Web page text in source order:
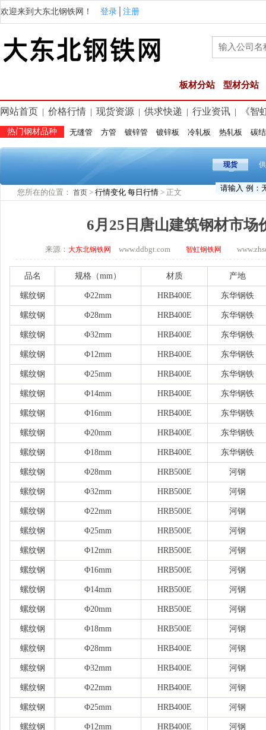
欢迎来到大东北钢铁网！ 登录 注册
板材分站 型材分站
网站首页 价格行情 现货资源 供求快递 行业资讯 《智
热门钢材品种 无缝管 方管 镀锌管 镀锌板 冷轧板 热轧板 碳
现货
您所在的位置： 首页 > 行情变化 每日行情 > 正文
6月25日唐山建筑钢材市场
来源： 大东北钢铁网 www.ddbgt.com 智虹钢铁网
品名 规格（mm） 材质 产地
螺纹钢 Φ22mm HRB400E 东华钢铁
螺纹钢 Φ28mm HRB400E 东华钢铁
螺纹钢 Φ32mm HRB400E 东华钢铁
螺纹钢 Φ12mm HRB400E 东华钢铁
螺纹钢 Φ25mm HRB400E 东华钢铁
螺纹钢 Φ14mm HRB400E 东华钢铁
螺纹钢 Φ16mm HRB400E 东华钢铁
螺纹钢 Φ20mm HRB400E 东华钢铁
螺纹钢 Φ18mm HRB400E 东华钢铁
螺纹钢 Φ28mm HRB500E 河钢
螺纹钢 Φ32mm HRB500E 河钢
螺纹钢 Φ22mm HRB500E 河钢
螺纹钢 Φ25mm HRB500E 河钢
螺纹钢 Φ12mm HRB500E 河钢
螺纹钢 Φ16mm HRB500E 河钢
螺纹钢 Φ14mm HRB500E 河钢
螺纹钢 Φ20mm HRB500E 河钢
螺纹钢 Φ18mm HRB500E 河钢
螺纹钢 Φ28mm HRB400E 河钢
螺纹钢 Φ32mm HRB400E 河钢
螺纹钢 Φ22mm HRB400E 河钢
螺纹钢 Φ25mm HRB400E 河钢
螺纹钢 Φ12mm HRB400E 河钢